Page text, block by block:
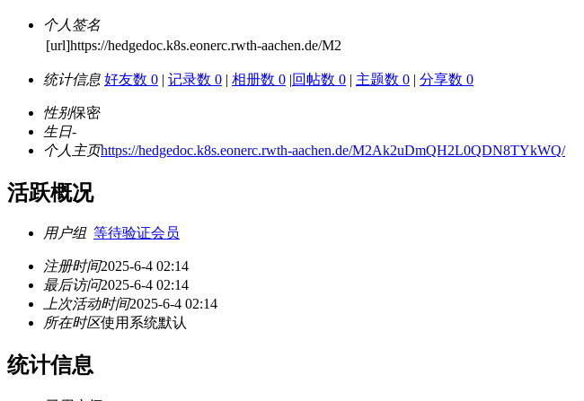
个人签名
[url]https://hedgedoc.k8s.eonerc.rwth-aachen.de/M2
统计信息 好友数 0 | 记录数 0 | 相册数 0 |回帖数 0 | 主题数 0 | 分享数 0
性别保密
生日-
个人主页https://hedgedoc.k8s.eonerc.rwth-aachen.de/M2Ak2uDmQH2L0QDN8TYkWQ/
活跃概况
用户组 等待验证会员
注册时间2025-6-4 02:14
最后访问2025-6-4 02:14
上次活动时间2025-6-4 02:14
所在时区使用系统默认
统计信息